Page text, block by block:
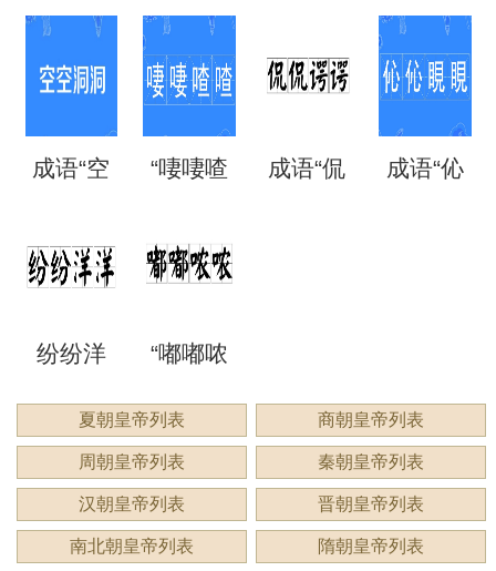
思？出
里？
故和出 思？
读？用
来形容
语吗？
是什么
意思？
是什么
语“混混
含义与
成语“空
洞”是什
么意
思？
“啛啛喳
是什么
意思？
成语“侃
思？用
来形容
什么？
成语“伈
什么意
思？
纷纷洋
洋：描
绘繁复
景象的
“嘟嘟哝
哝”是成
语吗？
用来形
夏朝皇帝列表 商朝皇帝列表
周朝皇帝列表 秦朝皇帝列表
汉朝皇帝列表 晋朝皇帝列表
南北朝皇帝列表 隋朝皇帝列表